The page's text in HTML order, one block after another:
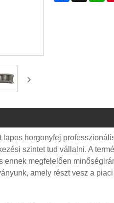
horgonyfej
szintet tud vállalni. A
ennek megfelelően
amely részt vesz a